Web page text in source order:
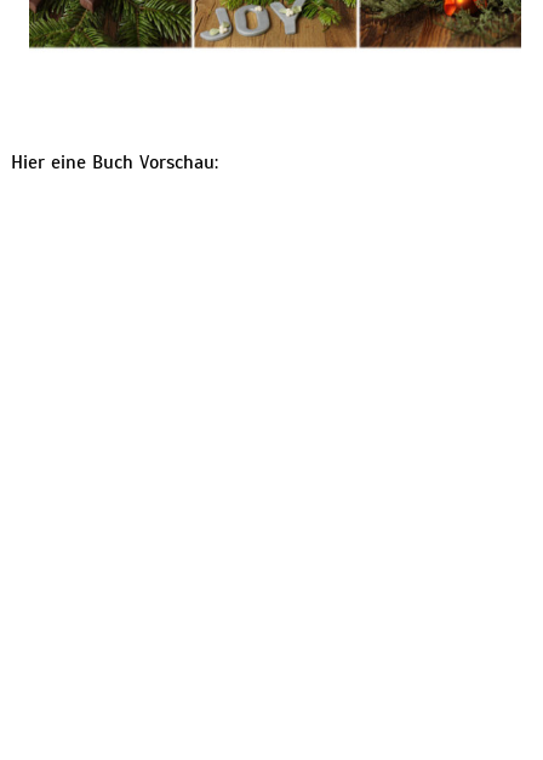
Hier eine Buch Vorschau: